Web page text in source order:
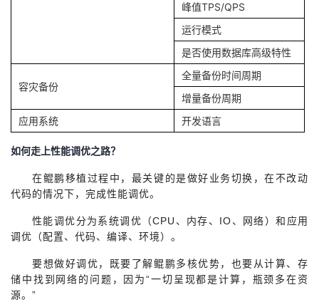
峰值TPS/QPS
运行模式
是否使用数据库高级特性
容灾备份
全量备份时间周期
增量备份周期
应用系统
开发语言
如何走上性能调优之路？
在鲲鹏移植过程中，最关键的是做好业务切换，在不改动
代码的情况下，完成性能调优。
性能调优分为系统调优（CPU、内存、IO、网络）和应用
调优（配置、代码、编译、环境）。
要想做好调优，既要了解鲲鹏多核优势，也要从计算、存
储中找到网络的问题，因为“一切呈现都是计算，瓶颈多在资
源。”